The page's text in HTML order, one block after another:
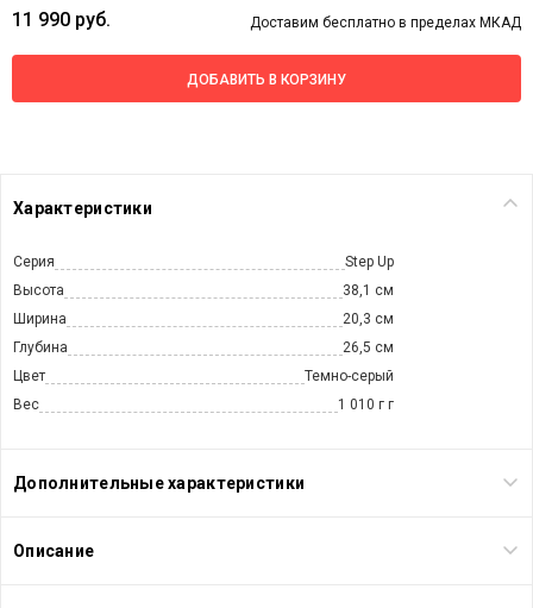
11 990 руб. Доставим бесплатно в пределах МКАД
ДОБАВИТЬ В КОРЗИНУ
Характеристики
Серия
Step Up
Высота
38,1 см
Ширина
20,3 см
Глубина
26,5 см
Цвет
Темно-серый
Вес
1 010 г г
Дополнительные характеристики
Описание